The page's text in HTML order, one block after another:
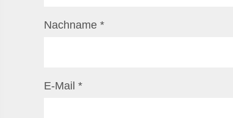
Nachname *
E-Mail *